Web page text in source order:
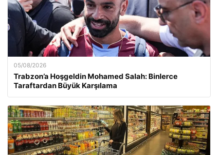
05/08/2026
Trabzon’a Hoşgeldin Mohamed Salah: Binlerce
Taraftardan Büyük Karşılama